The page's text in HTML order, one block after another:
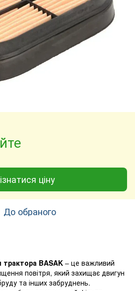
ціну
До обраного
трактора BASAK – це важливий
повітря, який захищає двигун
та інших забруднень.